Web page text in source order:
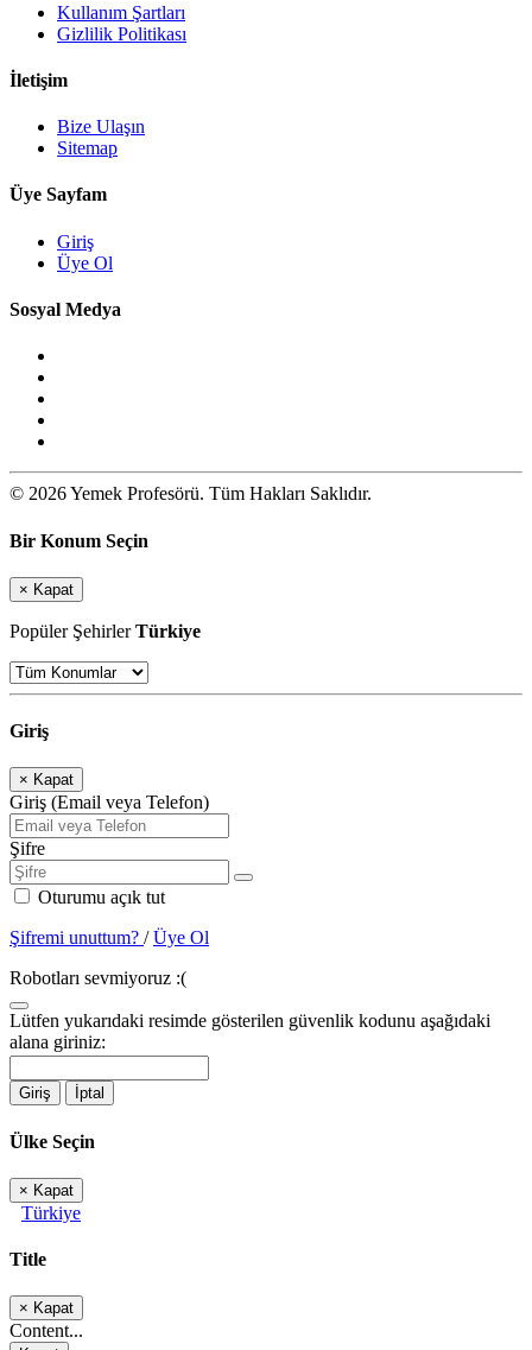
Kullanım Şartları
Gizlilik Politikası
İletişim
Bize Ulaşın
Sitemap
Üye Sayfam
Giriş
Üye Ol
Sosyal Medya
© 2026 Yemek Profesörü. Tüm Hakları Saklıdır.
Bir Konum Seçin
× Kapat
Popüler ŞehirlerTürkiye
Giriş
× Kapat
Giriş (Email veya Telefon)
Şifre
Oturumu açık tut
Şifremi unuttum? /Üye Ol
Robotları sevmiyoruz :(
Lütfen yukarıdaki resimde gösterilen güvenlik kodunu aşağıdaki
alana giriniz:
Giriş İptal
Ülke Seçin
× Kapat
Türkiye
Title
× Kapat
Content...